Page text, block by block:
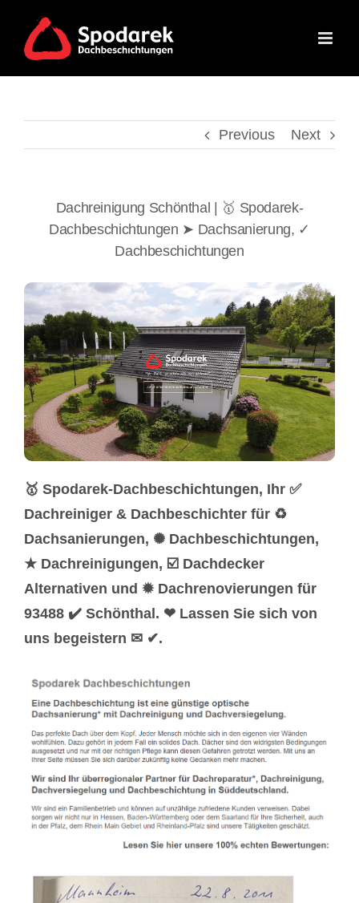
content
Previous Next
Dachreinigung Schönthal | 🥇 Spodarek-
Dachbeschichtungen ➤ Dachsanierung, ✓
Dachbeschichtungen
🥇 Spodarek-Dachbeschichtungen, Ihr ✅
Dachreiniger & Dachbeschichter für ♻
Dachsanierungen, ✺ Dachbeschichtungen,
★ Dachreinigungen, ☑️ Dachdecker
Alternativen und ✹ Dachrenovierungen für
93488 ✔️ Schönthal. ❤ Lassen Sie sich von
uns begeistern ✉ ✔.